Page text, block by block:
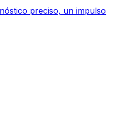
preciso, un impulso